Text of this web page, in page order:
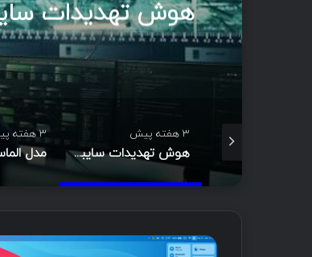
3 هفته پیش
هوش تهدیدات سایبری (CTI)؛ راهنمای جامع از تحلیل تا مدیریت رخداد
3 هفته پیش
ت